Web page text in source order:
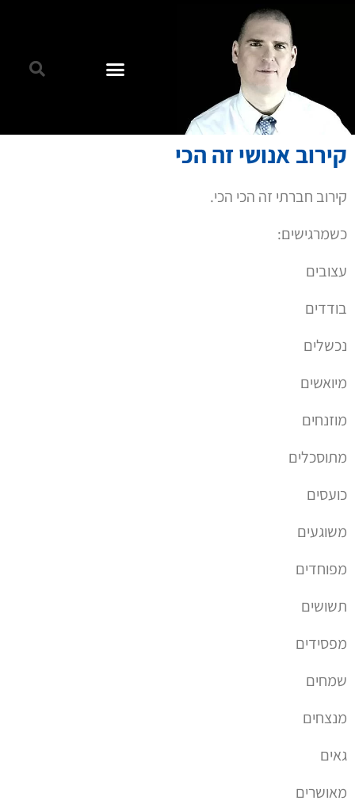
קירוב אנושי זה הכי
קירוב חברתי זה הכי הכי.
כשמרגישים:
עצובים
בודדים
נכשלים
מיואשים
מוזנחים
מתוסכלים
כועסים
משוגעים
מפוחדים
תשושים
מפסידים
שמחים
מנצחים
גאים
מאושרים